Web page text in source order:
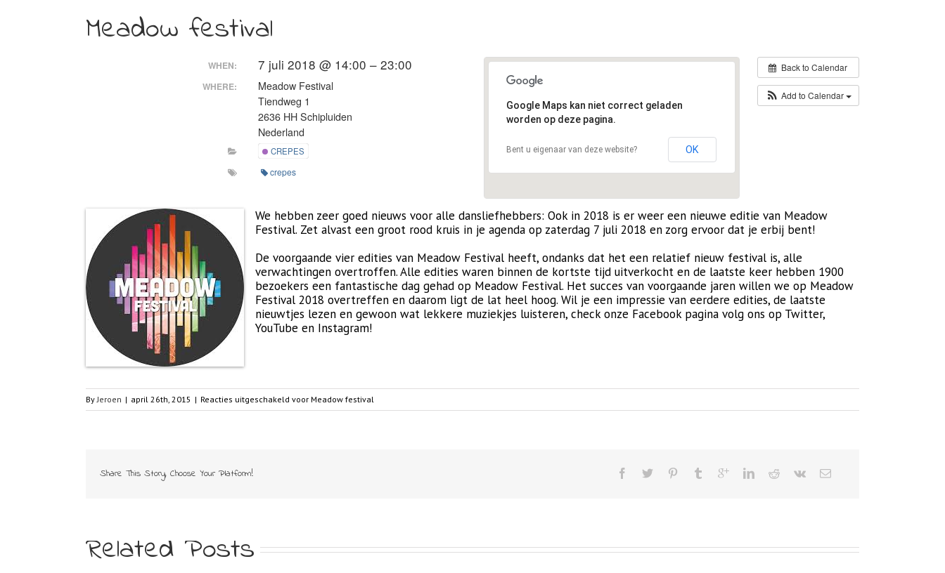
Meadow festival
Back to Calendar
Add to Calendar
Google Maps kan niet correct geladen
worden op deze pagina.
Bent u eigenaar van deze website? OK
WHEN: 7 juli 2018 @ 14:00 – 23:00
WHERE:
Meadow Festival
Tiendweg 1
2636 HH Schipluiden
Nederland
CREPES
crepes
We hebben zeer goed nieuws voor alle dansliefhebbers: Ook in 2018 is er weer een nieuwe editie van Meadow
Festival. Zet alvast een groot rood kruis in je agenda op zaterdag 7 juli 2018 en zorg ervoor dat je erbij bent!
De voorgaande vier edities van Meadow Festival heeft, ondanks dat het een relatief nieuw festival is, alle
verwachtingen overtroffen. Alle edities waren binnen de kortste tijd uitverkocht en de laatste keer hebben 1900
bezoekers een fantastische dag gehad op Meadow Festival. Het succes van voorgaande jaren willen we op Meadow
Festival 2018 overtreffen en daarom ligt de lat heel hoog. Wil je een impressie van eerdere edities, de laatste
nieuwtjes lezen en gewoon wat lekkere muziekjes luisteren, check onze Facebook pagina volg ons op Twitter,
YouTube en Instagram!
By Jeroen | april 26th, 2015 | Reacties uitgeschakeld voor Meadow festival
Share This Story, Choose Your Platform!
Related Posts